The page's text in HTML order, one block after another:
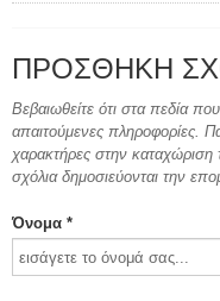
ΠΡΟΣΘΉΚΗ
Βεβαιωθείτε ότι στα πεδία
απαιτούμενες πληροφορίες.
χαρακτήρες στην καταχώριση
σχόλια δημοσιεύονται την
Όνομα *